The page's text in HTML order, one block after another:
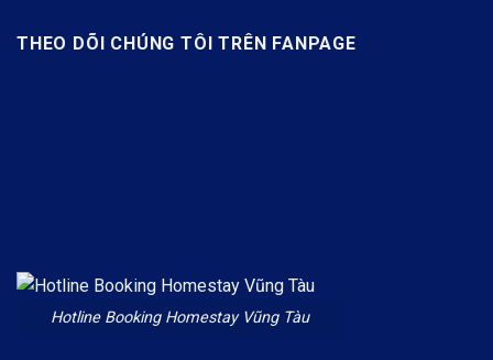
THEO DÕI CHÚNG TÔI TRÊN FANPAGE
Hotline Booking Homestay Vũng Tàu